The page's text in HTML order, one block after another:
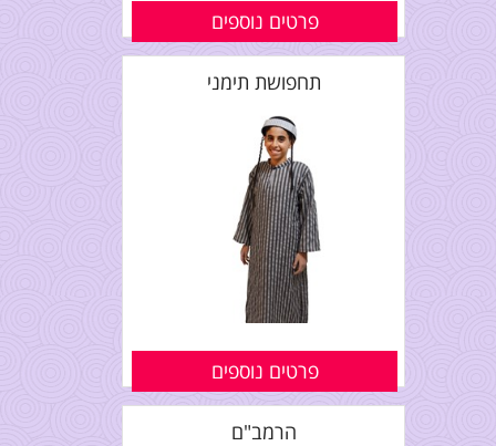
פרטים נוספים
תחפושת תימני
פרטים נוספים
הרמב"ם